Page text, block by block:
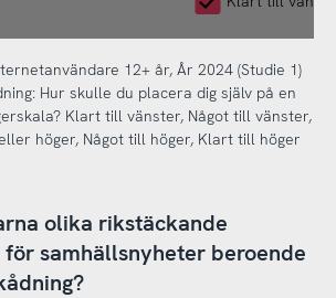
12+ år, År 2024 (Studie 1)
Hur skulle du placera dig själv på en
Klart till vänster, Något till vänster,
höger, Något till höger, Klart till höger
olika rikstäckande
samhällsnyheter beroende